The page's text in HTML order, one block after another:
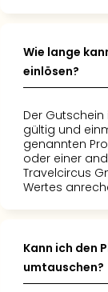
Wie lange
einlösen?
Der
gültig und
genannten
oder einer
Travelcircus
Wertes
Kann ich den
umtauschen?